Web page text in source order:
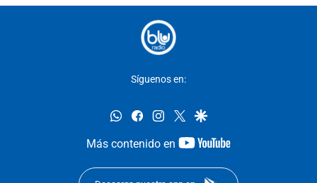
Síguenos en:
whatsappfacebookinstagram
twittergoogle
Más contenido en
youtube-